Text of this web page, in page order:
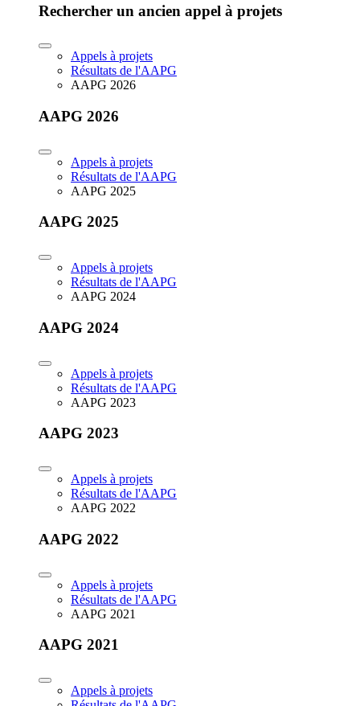
Rechercher un ancien appel à projets
Appels à projets
Résultats de l'AAPG
AAPG 2026
AAPG 2026
Appels à projets
Résultats de l'AAPG
AAPG 2025
AAPG 2025
Appels à projets
Résultats de l'AAPG
AAPG 2024
AAPG 2024
Appels à projets
Résultats de l'AAPG
AAPG 2023
AAPG 2023
Appels à projets
Résultats de l'AAPG
AAPG 2022
AAPG 2022
Appels à projets
Résultats de l'AAPG
AAPG 2021
AAPG 2021
Appels à projets